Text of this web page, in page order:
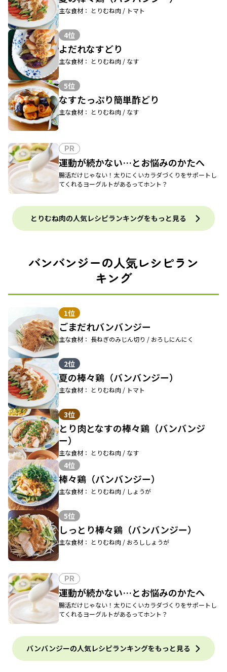
主な食材： とりむね肉 / トマト
4位
よだれなすどり
主な食材： とりむね肉 / なす
5位
なすたっぷり簡単酢どり
主な食材： とりむね肉 / なす
PR
運動が続かない…とお悩みのかたへ
腸活だけじゃない！太りにくいカラダづくりをサポートし
てくれるヨーグルトがあるってホント？
とりむね肉の人気レシピランキングをもっと見る
バンバンジーの人気レシピラン
キング
1位
ごまだれバンバンジー
主な食材： 長ねぎのみじん切り / おろしにんにく
2位
夏の棒々鶏（バンバンジー）
主な食材： とりむね肉 / トマト
3位
とり肉となすの棒々鶏（バンバンジ
ー）
主な食材： とりむね肉 / なす
4位
棒々鶏（バンバンジー）
主な食材： とりむね肉 / しょうが
5位
しっとり棒々鶏（バンバンジー）
主な食材： とりむね肉 / おろししょうが
PR
運動が続かない…とお悩みのかたへ
腸活だけじゃない！太りにくいカラダづくりをサポートし
てくれるヨーグルトがあるってホント？
バンバンジーの人気レシピランキングをもっと見る